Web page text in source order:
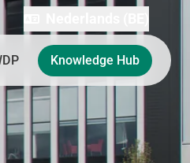
Knowledge Hub